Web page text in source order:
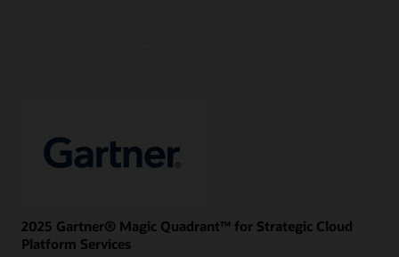
2025 Gartner® Magic Quadrant™ for Strategic Cloud
Platform Services